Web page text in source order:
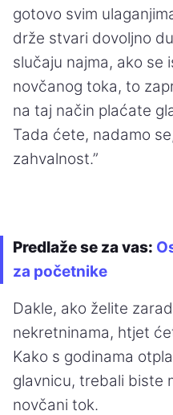
gotovo svim
drže stvari dovoljno
slučaju najma, ako se
novčanog toka, to
na taj način plaćate
Tada ćete, nadamo
zahvalnost.”
Predlaže se za vas:
za početnike
Dakle, ako želite
nekretninama, htjet
Kako s godinama
glavnicu, trebali biste
novčani tok.